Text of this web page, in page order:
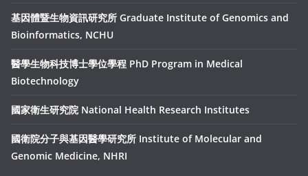
基因體暨生物資訊研究所 Graduate Institute of Genomics and
Bioinformatics, NCHU
醫學生物科技博士學位學程 PhD Program in Medical
Biotechnology
國家衛生研究院 National Health Research Institutes
國衛院分子與基因醫學研究所 Institute of Molecular and
Genomic Medicine, NHRI